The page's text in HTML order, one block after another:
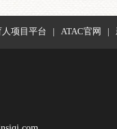
项目平台 | ATAC官网 |